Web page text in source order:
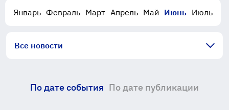
Январь Февраль Март Апрель Май Июнь Июль
Все новости
По дате события По дате публикации